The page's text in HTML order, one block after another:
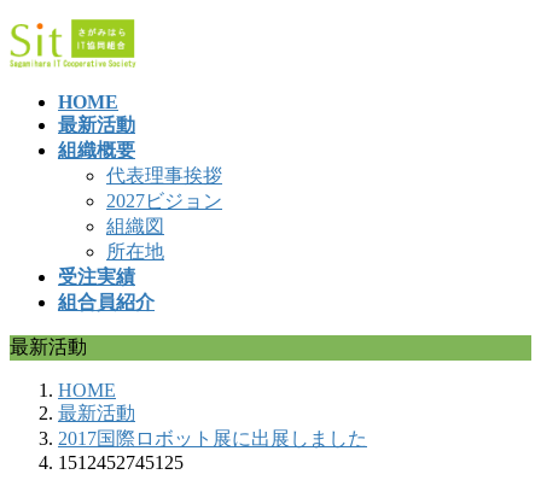
コ
ン
ナ
ビ
HOME
最新活動
組織概要
代表理事挨拶
2027ビジョン
組織図
所在地
受注実績
組合員紹介
最新活動
HOME
最新活動
2017国際ロボット展に出展しました
1512452745125